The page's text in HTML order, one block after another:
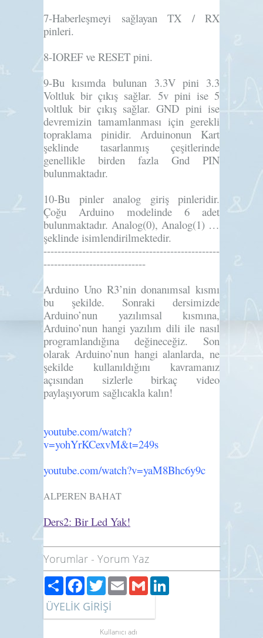
7-Haberleşmeyi sağlayan TX / RX
pinleri.
8-IOREF ve RESET pini.
9-Bu kısımda bulunan 3.3V pini 3.3
Voltluk bir çıkış sağlar. 5v pini ise 5
voltluk bir çıkış sağlar. GND pini ise
devremizin tamamlanması için gerekli
topraklama pinidir. Arduinonun Kart
şeklinde tasarlanmış çeşitlerinde
genellikle birden fazla Gnd PIN
bulunmaktadır.
10-Bu pinler analog giriş pinleridir.
Çoğu Arduino modelinde 6 adet
bulunmaktadır. Analog(0), Analog(1) …
şeklinde isimlendirilmektedir.
--------------------------------------------------
-----------------------------
Arduino Uno R3’nin donanımsal kısmı
bu şekilde. Sonraki dersimizde
Arduino’nun yazılımsal kısmına,
Arduino’nun hangi yazılım dili ile nasıl
programlandığına değineceğiz. Son
olarak Arduino’nun hangi alanlarda, ne
şekilde kullanıldığını kavramanız
açısından sizlerle birkaç video
paylaşıyorum sağlıcakla kalın!
youtube.com/watch?
v=yohYrKCexvM&t=249s
youtube.com/watch?v=yaM8Bhc6y9c
ALPEREN BAHAT
Ders2: Bir Led Yak!
Yorumlar - Yorum Yaz
PaylaşFacebook
TwitterEmailGmail
ÜYELİK GİRİŞİ
Kullanıcı adı